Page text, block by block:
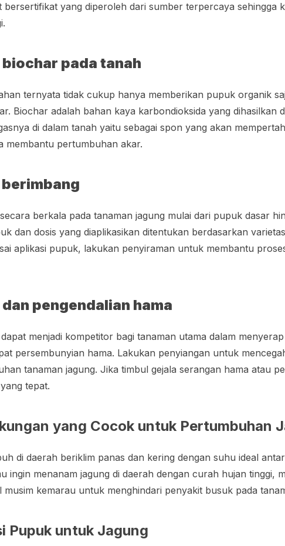
bersertifikat yang diperoleh dari sumber terpercaya sehingga
pada tanah
ternyata tidak cukup hanya memberikan pupuk organik
Biochar adalah bahan kaya karbondioksida yang dihasilkan
di dalam tanah yaitu sebagai spon yang akan
membantu pertumbuhan akar.
berkala pada tanaman jagung mulai dari pupuk dasar
dan dosis yang diaplikasikan ditentukan berdasarkan
aplikasi pupuk, lakukan penyiraman untuk membantu
pengendalian hama
menjadi kompetitor bagi tanaman utama dalam
persembunyian hama. Lakukan penyiangan untuk
tanaman jagung. Jika timbul gejala serangan hama atau
tepat.
yang Cocok untuk Pertumbuhan
di daerah beriklim panas dan kering dengan suhu ideal
ingin menanam jagung di daerah dengan curah hujan tinggi,
musim kemarau untuk menghindari penyakit busuk pada
Pupuk untuk Jagung